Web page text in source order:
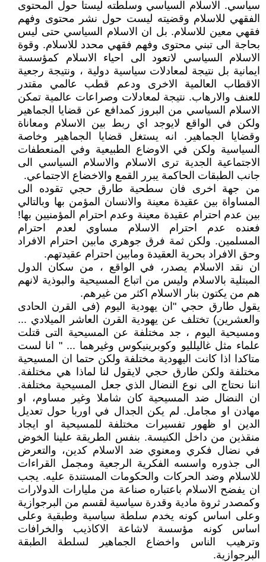
سياسي. الاسلام السياسي وسلطته ليستا حول المحتوى
الفقهي للاسلام وقضيته ليست حول نشر محتوى وفهم
فقهي معين للاسلام. بل ان الاسلام السياسي حتى ليس
بحاجة الى تبني محتوى وفهم فقهي محدد للاسلام. وقوة
الاسلام السياسي لاتعود الى احياء الاسلام كمؤسسة
ايمانية بل نتيجة لمعادلات سياسية دولية ، ونتيجة رجعية
الاقطاب العالمية الاخرى ودعم قطب عالمي مقتدر
للعنف والارهاب. نتيجة لمعادلات وصراعات عالمية تمكن
الاسلام السياسي من البروز كمدافع عن قضايا الجماهير
ولكن في الواقع لايوجد اي ربط بين الاسلام ومعاناة
وقضايا الجماهير. انه يستغل قضايا الجماهير وخاصة
السياسية ولكن في الاوضاع الطبيعية وفي المنعطفات
الاجتماعية الجدية ترى الاسلام والاسلام السياسي الى
جانب الطبقات الحاكمة يبرر القمع والاخضاع الاجتماعي.
من جهة اخرى فان سطحية طارق حجي تقوده الى
المساواة بين عقيدة معينة والانسان المؤمن بها وبالتالي
بين عدم احترام عقيدة معينة وعدم احترام المؤمنيين بها!
فعنده عدم احترام الاسلام مساوي لعدم احترام
المسلمين. ولكن ثمة فرق جوهري مابين احترام الافراد
وحق الافراد بحرية العقيدة ومابين احترام عقيدتهم.
ان نقد الاسلام يصدر، في الواقع ، من سكان الدول
المبتلية بالاسلام وليس من اتباع المسيحية والبوذية لانهم
هم من يكتون بنار الاسلام اكثر من غيرهم.
يقول طارق حجي "ان يهودية اليوم (فى القرن الحادى
والعشرين) تختلف عن يهودية القرن العاشر الميلادي ...
ومسيحية اليوم ، جد مختلفة عن المسيحية التى قتلت
علماء مثل غاليلليو وكوبرينيكوس وغيرهما ... " انا لست
متاكدا اذا كانت اليهودية مختلفة ولكن حتما ان المسيحية
مختلفة ولكن طارق حجي لايقول لنا لماذا هي مختلفة.
اننا نحتاج الى نوع النضال الذي جعل المسيحية مختلفة.
ان النضال ضد المسيحية كان شاملا وغير مساوم، او
مهادن او مجامل. لم يكن الجدال في اوربا حول تعديل
الدين او ظهور تفسيرات مختلفة للمسيحية او ايجاد
منقذين من داخل الكنيسة. بنفس الطريقة علينا الخوض
في نضال فكري ومعنوي ضد الاسلام كدين، والتعرض
الى جذوره واسسه الفكرية الرجعية ومجمل القراءات
للاسلام وضد الحركات والحكومات المستندة عليه. يجب
ان يفضح الاسلام باعتباره صناعة من مليارات الدولارات
وكمصدر ثروة مادية وقدرة سياسية لقسم من البرجوازية
وعلى اساس كونه يخدم سلطة سياسية وطبقية وعلى
اساس كونه مؤسسة لاشاعة الاكاذيب والخرافات
وترهيب الناس واخضاع الجماهير لسلطة الطبقة
البرجوازية.